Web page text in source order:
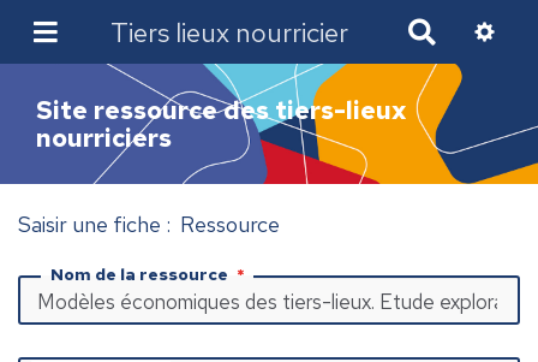
Tiers lieux nourricier
c
h
e
r
c
Site ressource des tiers-lieux
nourriciers
Saisir une fiche : Ressource
Nom de la ressource